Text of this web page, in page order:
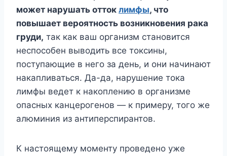
может нарушать отток лимфы, что
повышает вероятность возникновения рака
груди, так как ваш организм становится
неспособен выводить все токсины,
поступающие в него за день, и они начинают
накапливаться. Да-да, нарушение тока
лимфы ведет к накоплению в организме
опасных канцерогенов — к примеру, того же
алюминия из антиперспирантов.
К настоящему моменту проведено уже